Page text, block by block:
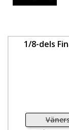
1/8-dels